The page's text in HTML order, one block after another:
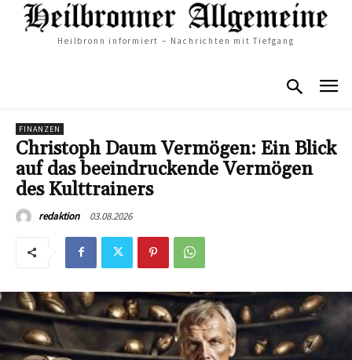
Heilbronn informiert – Nachrichten mit Tiefgang
FINANZEN
Christoph Daum Vermögen: Ein Blick
auf das beeindruckende Vermögen
des Kulttrainers
redaktion 03.08.2026